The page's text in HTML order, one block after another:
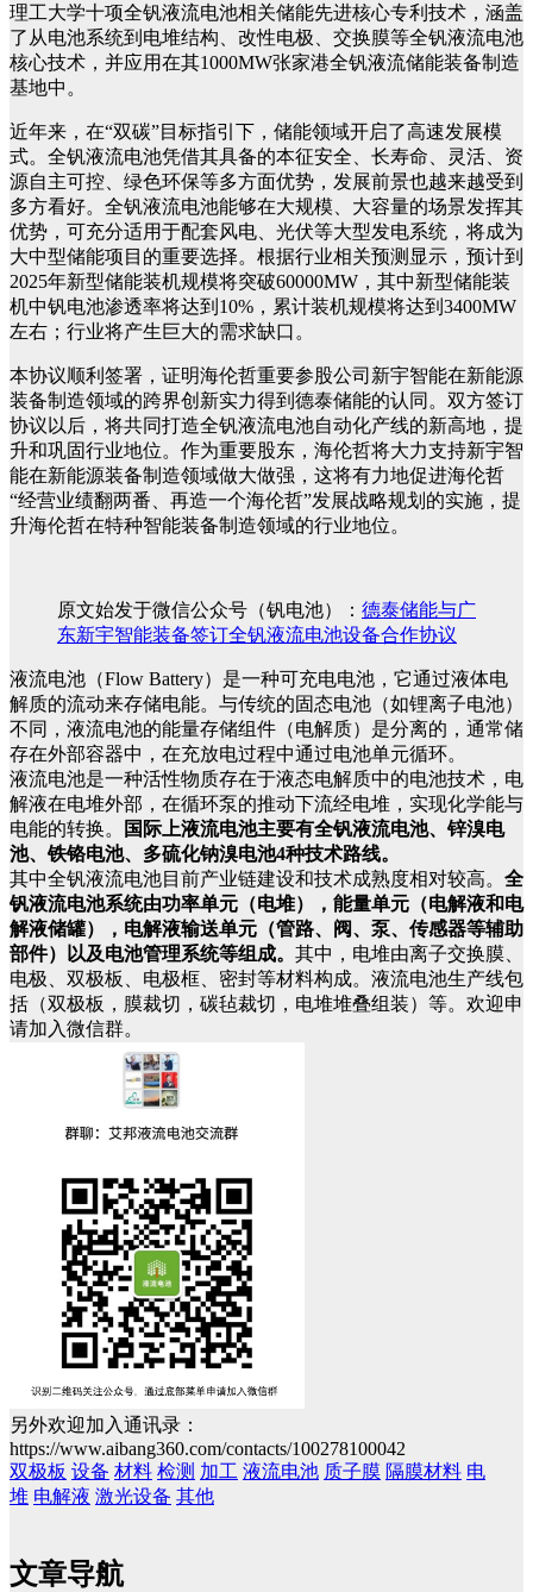
理工大学十项全钒液流电池相关储能先进核心专利技术，涵盖
了从电池系统到电堆结构、改性电极、交换膜等全钒液流电池
核心技术，并应用在其1000MW张家港全钒液流储能装备制造
基地中。
近年来，在“双碳”目标指引下，储能领域开启了高速发展模
式。全钒液流电池凭借其具备的本征安全、长寿命、灵活、资
源自主可控、绿色环保等多方面优势，发展前景也越来越受到
多方看好。全钒液流电池能够在大规模、大容量的场景发挥其
优势，可充分适用于配套风电、光伏等大型发电系统，将成为
大中型储能项目的重要选择。根据行业相关预测显示，预计到
2025年新型储能装机规模将突破60000MW ，其中新型储能装
机中钒电池渗透率将达到 10% ，累计装机规模将达到 3400MW
左右；行业将产生巨大的需求缺口。
本协议顺利签署，证明海伦哲重要参股公司新宇智能在新能源
装备制造领域的跨界创新实力得到德泰储能的认同。双方签订
协议以后，将共同打造全钒液流电池自动化产线的新高地，提
升和巩固行业地位。作为重要股东，海伦哲将大力支持新宇智
能在新能源装备制造领域做大做强，这将有力地促进海伦哲
“经营业绩翻两番、再造一个海伦哲”发展战略规划的实施，提
升海伦哲在特种智能装备制造领域的行业地位。
原文始发于微信公众号（钒电池）： 德泰储能与广
东新宇智能装备签订全钒液流电池设备合作协议
液流电池（Flow Battery）是一种可充电电池，它通过液体电
解质的流动来存储电能。与传统的固态电池（如锂离子电池）
不同，液流电池的能量存储组件（电解质）是分离的，通常储
存在外部容器中，在充放电过程中通过电池单元循环。
液流电池是一种活性物质存在于液态电解质中的电池技术，电
解液在电堆外部，在循环泵的推动下流经电堆，实现化学能与
电能的转换。
国际上液流电池主要有全钒液流电池、锌溴电
池、铁铬电池、多硫化钠溴电池4种技术路线。
其中全钒液流电池目前产业链建设和技术成熟度相对较高。 全
钒液流电池系统由功率单元（电堆），能量单元（电解液和电
解液储罐），电解液输送单元（管路、阀、泵、传感器等辅助
部件）以及电池管理系统等组成。 其中，电堆由离子交换膜、
电极、双极板、电极框、密封等材料构成。液流电池生产线包
括（双极板，膜裁切，碳毡裁切，电堆堆叠组装）等。欢迎申
请加入微信群。
另外欢迎加入通讯录：
https://www.aibang360.com/contacts/100278100042
双极板 设备 材料 检测 加工 液流电池 质子膜 隔膜材料 电
堆 电解液 激光设备 其他
文章导航